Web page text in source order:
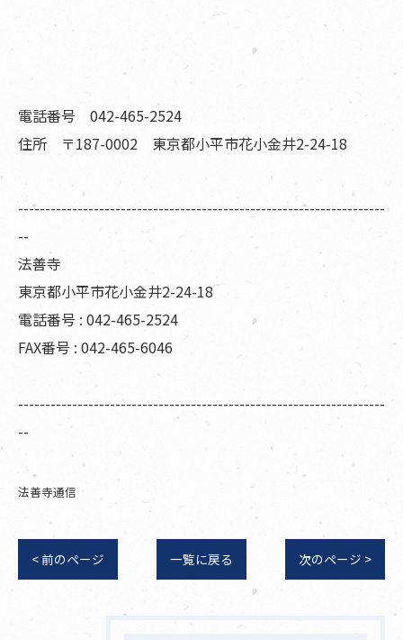
電話番号 042-465-2524
住所 〒187-0002 東京都小平市花小金井2-24-18
--------------------------------------------------------------------
--
法善寺
東京都小平市花小金井2-24-18
電話番号 : 042-465-2524
FAX番号 : 042-465-6046
--------------------------------------------------------------------
--
法善寺通信
< 前のページ 一覧に戻る 次のページ >